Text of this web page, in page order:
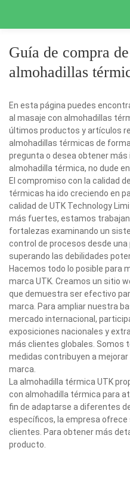
Guía de compra
almohadillas
En esta página puedes
al masaje con almohadillas
últimos productos y artículos
almohadillas térmicas de
pregunta o desea obtener
almohadilla térmica, no dude
El compromiso con la calidad
térmicas ha ido creciendo en
calidad de UTK Technology
más fuertes, estamos
fortalezas examinando un
control de procesos desde
superando las debilidades
Hacemos todo lo posible para
marca UTK. Creamos un sitio
que demuestra ser efectivo
marca. Para ampliar nuestra
mercado internacional,
exposiciones nacionales y
más clientes globales. Somos
medidas contribuyen a
marca.
La almohadilla térmica UTK
con almohadilla térmica para
fin de adaptarse a diferentes
específicos, la empresa ofrece
clientes. Para obtener más
producto.